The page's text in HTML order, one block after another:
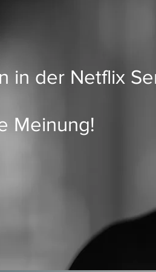
in der Netflix
Meinung!